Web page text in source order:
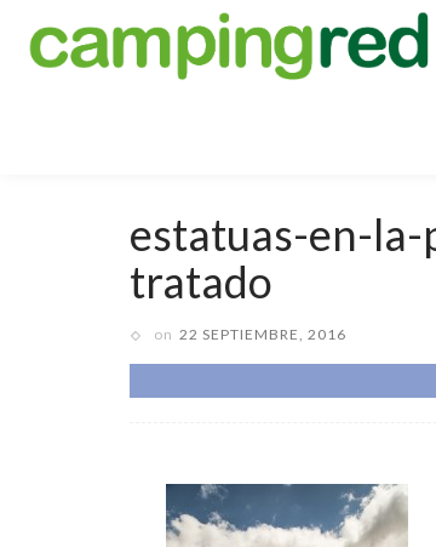
estatuas-en-
tratado
on 22 SEPTIEMBRE, 2016